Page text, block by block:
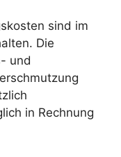
sind im
Die
und
in Rechnung